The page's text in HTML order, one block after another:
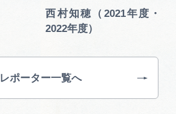
西村知穂（2021年度・
2022年度）
レポーター一覧へ